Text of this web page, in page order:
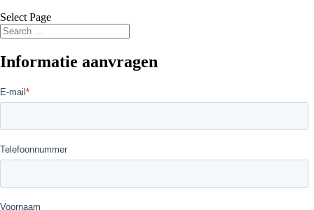
Select Page
Informatie aanvragen